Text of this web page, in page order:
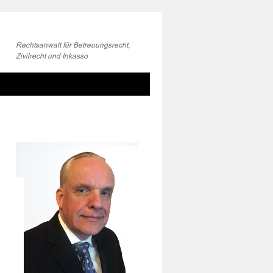
Rechtsanwalt für Betreuungsrecht,
Zivilrecht und Inkasso